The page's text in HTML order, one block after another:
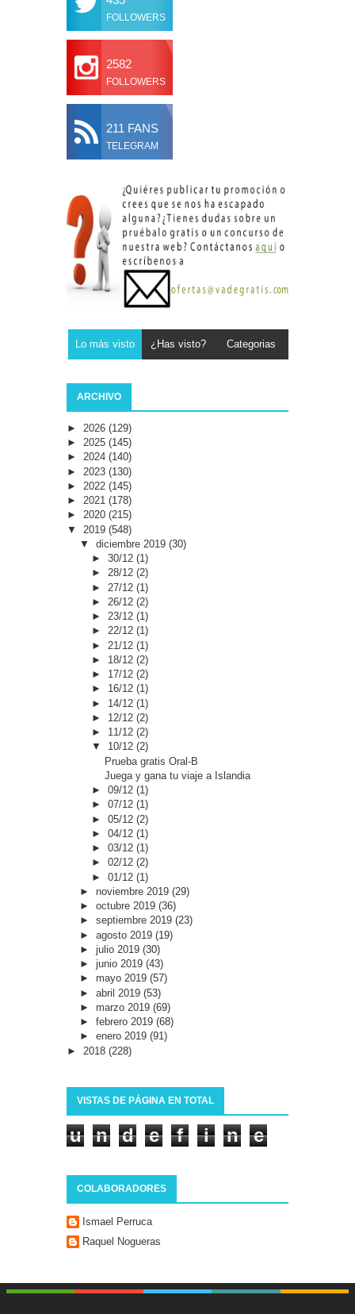
FOLLOWERS
2582
FOLLOWERS
211 FANS
TELEGRAM
Lo más visto ¿Has visto? Categorias
ARCHIVO
► 2026 (129)
► 2025 (145)
► 2024 (140)
► 2023 (130)
► 2022 (145)
► 2021 (178)
► 2020 (215)
▼ 2019 (548)
▼ diciembre 2019 (30)
►30/12(1)
►28/12(2)
► 27/12(1)
► 26/12(2)
►23/12(1)
►22/12(1)
► 21/12(1)
► 18/12(2)
► 17/12(2)
► 16/12(1)
► 14/12(1)
► 12/12(2)
► 11/12(2)
▼ 10/12(2)
Prueba gratis Oral-B
Juega y gana tu viaje a Islandia
►09/12(1)
►07/12(1)
►05/12(2)
►04/12(1)
►03/12(1)
►02/12(2)
►01/12(1)
► noviembre 2019 (29)
► octubre 2019 (36)
► septiembre 2019 (23)
► agosto 2019 (19)
► julio 2019 (30)
► junio 2019 (43)
► mayo 2019 (57)
► abril 2019 (53)
► marzo 2019 (69)
► febrero 2019 (68)
► enero 2019 (91)
► 2018 (228)
VISTAS DE PÁGINA EN TOTAL
u n d e f i n
e
COLABORADORES
Ismael Perruca
Raquel Nogueras